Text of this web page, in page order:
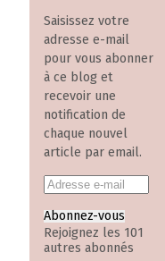
Saisissez votre
adresse e-mail
pour vous abonner
à ce blog et
recevoir une
notification de
chaque nouvel
article par email.
Abonnez-vous
Rejoignez les 101
autres abonnés